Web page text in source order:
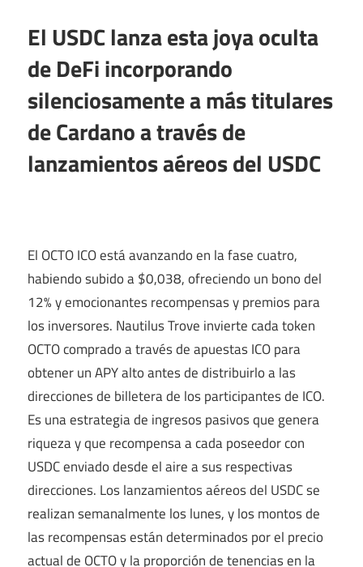
El USDC lanza esta joya oculta
de DeFi incorporando
silenciosamente a más titulares
de Cardano a través de
lanzamientos aéreos del USDC
El OCTO ICO está avanzando en la fase cuatro,
habiendo subido a $0,038, ofreciendo un bono del
12% y emocionantes recompensas y premios para
los inversores. Nautilus Trove invierte cada token
OCTO comprado a través de apuestas ICO para
obtener un APY alto antes de distribuirlo a las
direcciones de billetera de los participantes de ICO.
Es una estrategia de ingresos pasivos que genera
riqueza y que recompensa a cada poseedor con
USDC enviado desde el aire a sus respectivas
direcciones. Los lanzamientos aéreos del USDC se
realizan semanalmente los lunes, y los montos de
las recompensas están determinados por el precio
actual de OCTO y la proporción de tenencias en la